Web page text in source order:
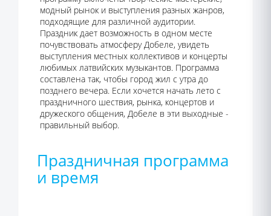
модный рынок и выступления разных жанров,
подходящие для различной аудитории.
Праздник дает возможность в одном месте
почувствовать атмосферу Добеле, увидеть
выступления местных коллективов и концерты
любимых латвийских музыкантов. Программа
составлена так, чтобы город жил с утра до
позднего вечера. Если хочется начать лето с
праздничного шествия, рынка, концертов и
дружеского общения, Добеле в эти выходные -
правильный выбор.
Праздничная программа
и время